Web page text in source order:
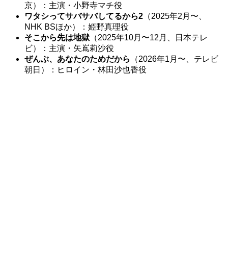
京）：主演・小野寺マチ役
ワタシってサバサバしてるから2 （2025年2月〜、
NHK BSほか）：姫野真理役
そこから先は地獄 （2025年10月〜12月、日本テレ
ビ）：主演・矢嶌莉沙役
ぜんぶ、あなたのためだから
（2026年1月〜、テレビ
朝日）：ヒロイン・林田沙也香役